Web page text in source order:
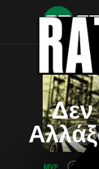
Δεν